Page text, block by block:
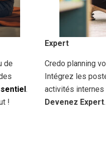
de
.
!
Expert
Credo planning
Intégrez les
activités internes
Devenez Expert